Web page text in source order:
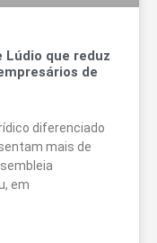
Lúdio que reduz
de
diferenciado
mais de
em